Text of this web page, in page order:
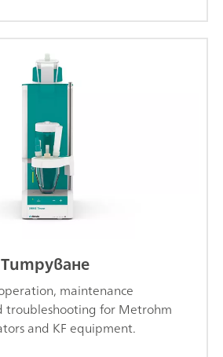
maintenance
troubleshooting for Metrohm
and KF equipment.